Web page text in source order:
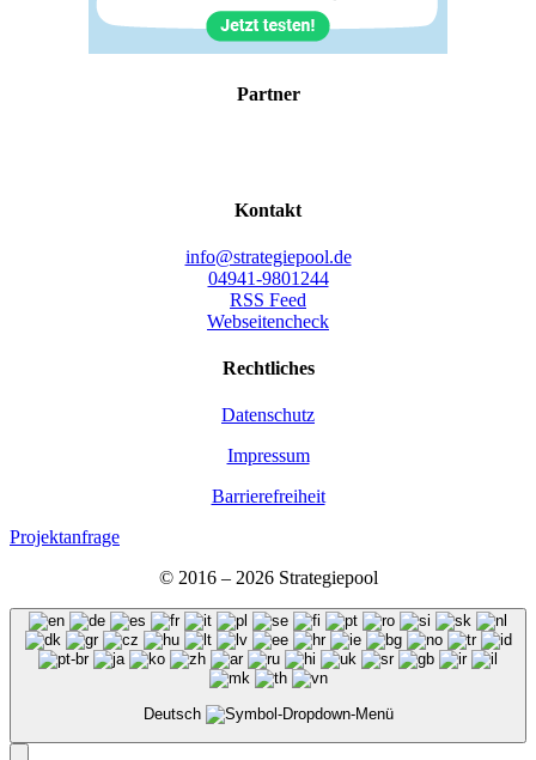
Part­ner
Kon­takt
info@strategiepool.de
04941-9801244
RSS Feed
Webseitencheck
Recht­li­ches
Daten­schutz
Impres­sum
Bar­rie­re­frei­heit
Projektanfrage
© 2016 – 2026 Stra­te­gie­pool
Deutsch